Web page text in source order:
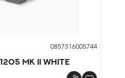
0857316005744
MK II White